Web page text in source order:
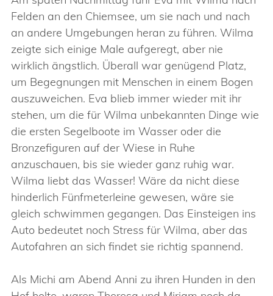
Felden an den Chiemsee, um sie nach und nach
an andere Umgebungen heran zu führen. Wilma
zeigte sich einige Male aufgeregt, aber nie
wirklich ängstlich. Überall war genügend Platz,
um Begegnungen mit Menschen in einem Bogen
auszuweichen. Eva blieb immer wieder mit ihr
stehen, um die für Wilma unbekannten Dinge wie
die ersten Segelboote im Wasser oder die
Bronzefiguren auf der Wiese in Ruhe
anzuschauen, bis sie wieder ganz ruhig war.
Wilma liebt das Wasser! Wäre da nicht diese
hinderlich Fünfmeterleine gewesen, wäre sie
gleich schwimmen gegangen. Das Einsteigen ins
Auto bedeutet noch Stress für Wilma, aber das
Autofahren an sich findet sie richtig spannend.
Als Michi am Abend Anni zu ihren Hunden in den